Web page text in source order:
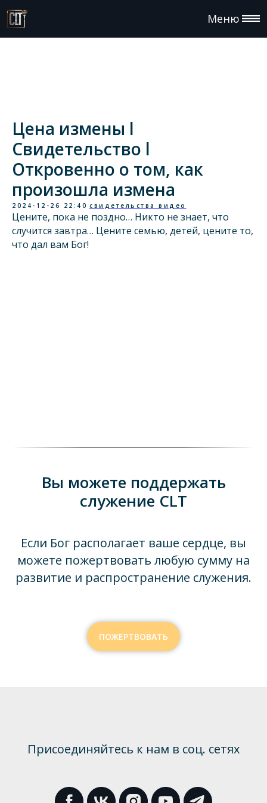
Меню
Цена измены l
Свидетельство l
Откровенно о том, как
произошла измена
2024-12-26 22:40 свидетельства видео
Цените, пока не поздно… Никто не знает, что
случится завтра… Цените семью, детей, цените то,
что дал вам Бог!
Вы можете поддержать
служение CLT
Если Бог располагает ваше сердце, вы
можете пожертвовать любую сумму на
развитие и распространение служения.
ПОЖЕРТВОВАТЬ
Присоединяйтесь к нам в соц. сетях